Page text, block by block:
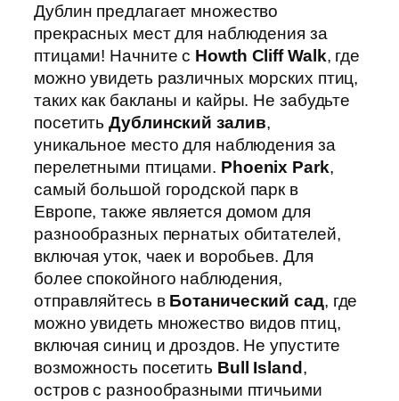
Дублин предлагает множество
прекрасных мест для наблюдения за
птицами! Начните с Howth Cliff Walk, где
можно увидеть различных морских птиц,
таких как бакланы и кайры. Не забудьте
посетитьДублинский залив,
уникальное место для наблюдения за
перелетными птицами. Phoenix Park,
самый большой городской парк в
Европе, также является домом для
разнообразных пернатых обитателей,
включая уток, чаек и воробьев. Для
более спокойного наблюдения,
отправляйтесь в Ботанический сад, где
можно увидеть множество видов птиц,
включая синиц и дроздов. Не упустите
возможность посетить Bull Island ,
остров с разнообразными птичьими